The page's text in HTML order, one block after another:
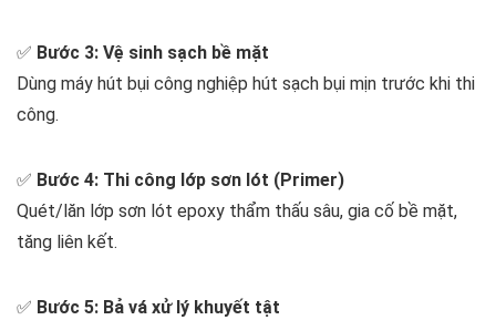
✅ Bước 3: Vệ sinh sạch bề mặt
Dùng máy hút bụi công nghiệp hút sạch bụi mịn trước khi thi
công.
✅ Bước 4: Thi công lớp sơn lót (Primer)
Quét/lăn lớp sơn lót epoxy thẩm thấu sâu, gia cố bề mặt,
tăng liên kết.
✅ Bước 5: Bả vá xử lý khuyết tật